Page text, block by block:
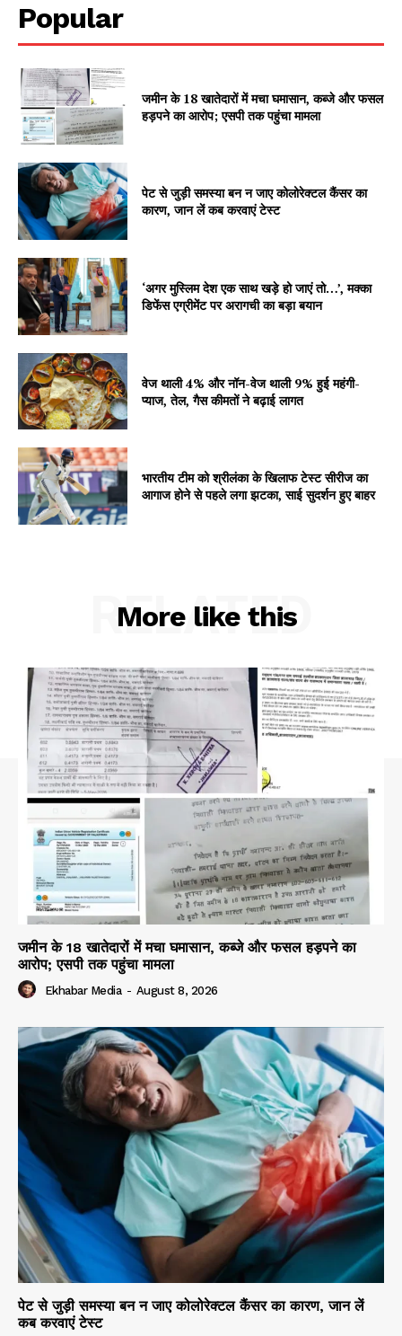
SUBSCRIBE NOW
Company
Popular
जमीन के 18 खातेदारों में मचा घमासान, कब्जे और फसल
हड़पने का आरोप; एसपी तक पहुंचा मामला
पेट से जुड़ी समस्या बन न जाए कोलोरेक्टल कैंसर का
कारण, जान लें कब करवाएं टेस्ट
‘अगर मुस्लिम देश एक साथ खड़े हो जाएं तो…’, मक्का
डिफेंस एग्रीमेंट पर अरागची का बड़ा बयान
वेज थाली 4% और नॉन-वेज थाली 9% हुई महंगी-
प्याज, तेल, गैस कीमतों ने बढ़ाई लागत
भारतीय टीम को श्रीलंका के खिलाफ टेस्ट सीरीज का
आगाज होने से पहले लगा झटका, साई सुदर्शन हुए बाहर
More like this
RELATED
जमीन के 18 खातेदारों में मचा घमासान, कब्जे और फसल हड़पने का
आरोप; एसपी तक पहुंचा मामला
Ekhabar Media - August 8, 2026
पेट से जुड़ी समस्या बन न जाए कोलोरेक्टल कैंसर का कारण, जान लें
कब करवाएं टेस्ट